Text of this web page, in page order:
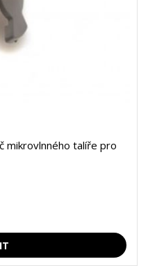
mikrovlnného talíře pro